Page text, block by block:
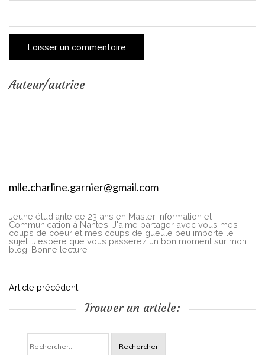
Auteur/autrice
mlle.charline.garnier@gmail.com
Jeune étudiante de 23 ans en Master Information et
Communication à Nantes. J'aime partager avec vous mes
coups de coeur et mes coups de gueule peu importe le
sujet. J'espère que vous passerez un bon moment sur mon
blog. Bonne lecture !
N
Article précédent
Trouver un article:
Rechercher :